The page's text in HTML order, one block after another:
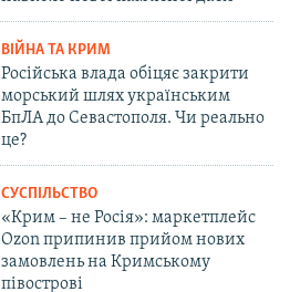
ВІЙНА ТА КРИМ
Російська влада обіцяє закрити
морський шлях українським
БпЛА до Севастополя. Чи реально
це?
СУСПІЛЬСТВО
«Крим – не Росія»: маркетплейс
Ozon припинив прийом нових
замовлень на Кримському
півострові